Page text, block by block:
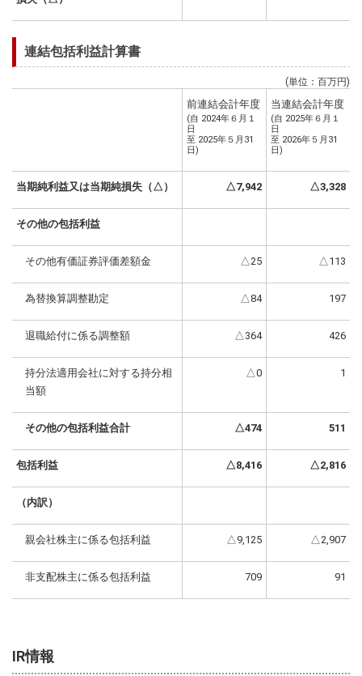
連結包括利益計算書
(単位：百万円)
前連結会計年度
(自 2024年６月１
日
至 2025年５月31
日)
当連結会計年度
(自 2025年６月１
日
至 2026年５月31
日)
当期純利益又は当期純損失（△） △7,942 △3,328
その他の包括利益
その他有価証券評価差額金 △25 △113
為替換算調整勘定 △84 197
退職給付に係る調整額 △364 426
持分法適用会社に対する持分相
当額
△0 1
その他の包括利益合計 △474 511
包括利益 △8,416 △2,816
（内訳）
親会社株主に係る包括利益 △9,125 △2,907
非支配株主に係る包括利益 709 91
IR情報